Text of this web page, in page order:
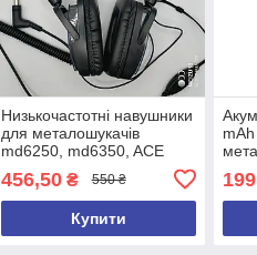
Низькочастотні навушники
для металошукачів
md6250, md6350, ACE
ACE350, GARRET 2026 рік
456,50₴ 550 ₴
Купити